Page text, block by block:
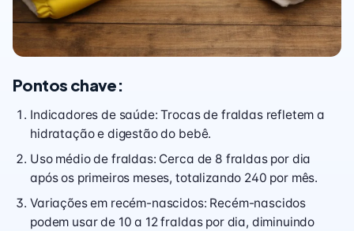
Pontos chave:
Indicadores de saúde: Trocas de fraldas refletem a
hidratação e digestão do bebê.
Uso médio de fraldas: Cerca de 8 fraldas por dia
após os primeiros meses, totalizando 240 por mês.
Variações em recém-nascidos: Recém-nascidos
podem usar de 10 a 12 fraldas por dia, diminuindo